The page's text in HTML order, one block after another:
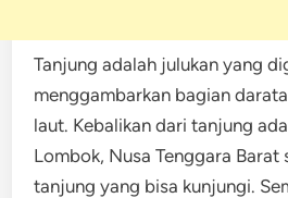
Tanjung adalah julukan yang
menggambarkan bagian
laut. Kebalikan dari tanjung
Lombok, Nusa Tenggara Barat
tanjung yang bisa kunjungi.